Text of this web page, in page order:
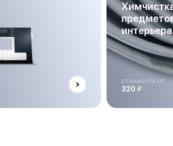
интерьера
стоимость от
320 й